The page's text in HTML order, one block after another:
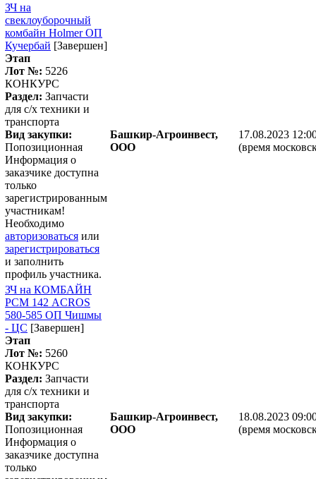
ЗЧ на
свеклоуборочный
комбайн Holmer ОП
Кучербай [Завершен]
Этап
Лот №: 5226
КОНКУРС
Раздел: Запчасти
для с/х техники и
транспорта
Вид закупки:
Попозиционная
Информация о
заказчике доступна
только
зарегистрированным
участникам!
Необходимо
авторизоваться или
зарегистрироваться
и заполнить
профиль участника.
Башкир-Агроинвест,
ООО
17.08.2023
(время
ЗЧ на КОМБАЙН
РСМ 142 ACROS
580-585 ОП Чишмы
- ЦС [Завершен]
Этап
Лот №: 5260
КОНКУРС
Раздел: Запчасти
для с/х техники и
транспорта
Вид закупки:
Попозиционная
Информация о
заказчике доступна
только
Башкир-Агроинвест,
ООО
18.08.2023
(время